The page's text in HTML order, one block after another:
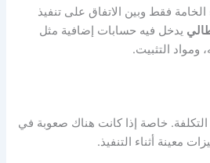
فقط وبين الاتفاق على تنفيذ
يدخل فيه حسابات إضافية مثل
ومواد التثبيت.
خاصة إذا كانت هناك صعوبة في
معينة أثناء التنفيذ.